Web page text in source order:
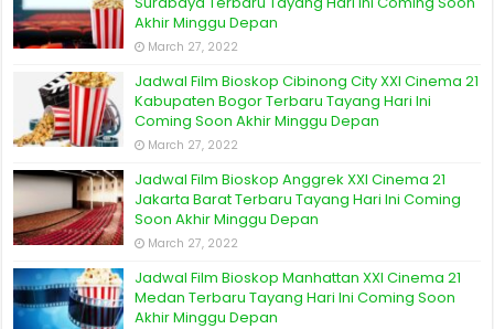
Akhir Minggu Depan
March 27, 2022
Jadwal Film Bioskop Cibinong City XXI Cinema 21
Kabupaten Bogor Terbaru Tayang Hari Ini
Coming Soon Akhir Minggu Depan
March 27, 2022
Jadwal Film Bioskop Anggrek XXI Cinema 21
Jakarta Barat Terbaru Tayang Hari Ini Coming
Soon Akhir Minggu Depan
March 27, 2022
Jadwal Film Bioskop Manhattan XXI Cinema 21
Medan Terbaru Tayang Hari Ini Coming Soon
Akhir Minggu Depan